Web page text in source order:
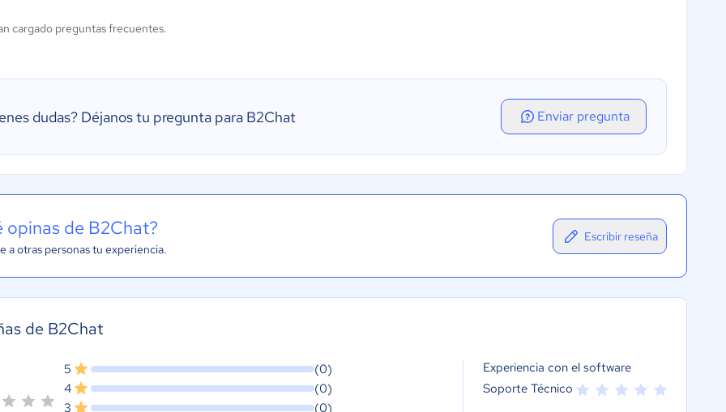
cargado preguntas frecuentes.
dudas? Déjanos tu pregunta para B2Chat Enviar pregunta
opinas de B2Chat?
a otras personas tu experiencia.
Escribir reseña
de B2Chat
5
(0)
4
(0)
3
(0)
Experiencia con el software
Soporte Técnico